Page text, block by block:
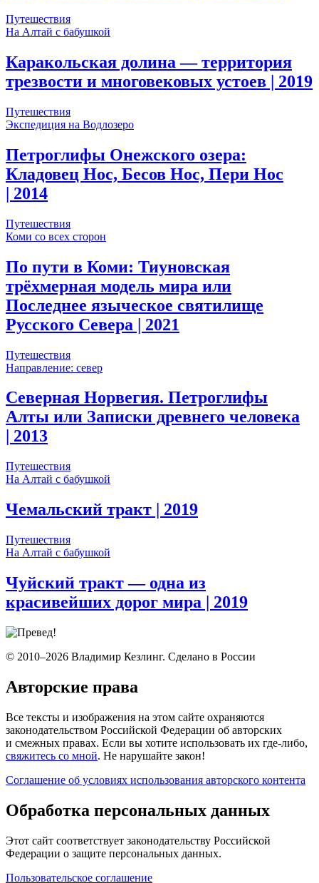
Путешествия
На Алтай с бабушкой
Каракольская долина — территория
трезвости и многовековых устоев | 2019
Путешествия
Экспедиция на Водлозеро
Петроглифы Онежского озера:
Кладовец Нос, Бесов Нос, Пери Нос
| 2014
Путешествия
Коми со всех сторон
По пути в Коми: Тиуновская
трёхмерная модель мира или
Последнее языческое святилище
Русского Севера | 2021
Путешествия
Направление: север
Северная Норвегия. Петроглифы
Алты или Записки древнего человека
| 2013
Путешествия
На Алтай с бабушкой
Чемальский тракт | 2019
Путешествия
На Алтай с бабушкой
Чуйский тракт — одна из
красивейших дорог мира | 2019
© 2010–2026 Владимир Кезлинг. Сделано в России
Авторские права
Все тексты и изображения на этом сайте охраняются
законодательством Российской Федерации об авторских
и смежных правах. Если вы хотите использовать их где-либо,
свяжитесь со мной. Не нарушайте закон!
Соглашение об условиях использования авторского контента
Обработка персональных данных
Этот сайт соответствует законодательству Российской
Федерации о защите персональных данных.
Пользовательское соглашение